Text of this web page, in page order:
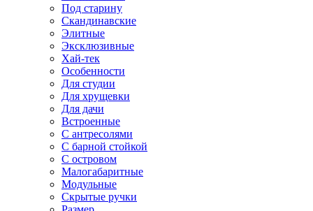
Под старину
Скандинавские
Элитные
Эксклюзивные
Хай-тек
Особенности
Для студии
Для хрущевки
Для дачи
Встроенные
С антресолями
С барной стойкой
С островом
Малогабаритные
Модульные
Скрытые ручки